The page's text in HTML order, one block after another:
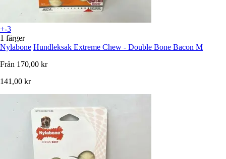
+-3
1 färger
Nylabone Hundleksak Extreme Chew - Double Bone Bacon M
Från 170,00 kr
141,00 kr